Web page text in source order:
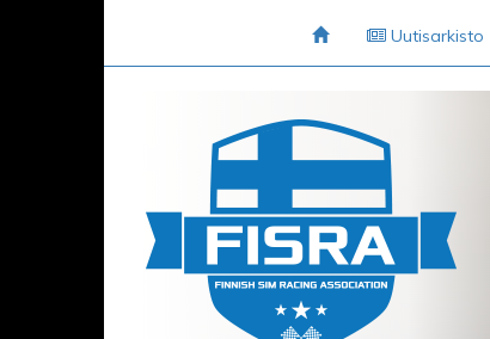
Uutisarkisto